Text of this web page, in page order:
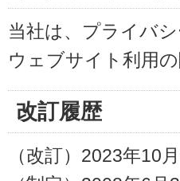
当社は、プライバ
ウェブサイト利用
改訂履歴
（改訂）2023年10